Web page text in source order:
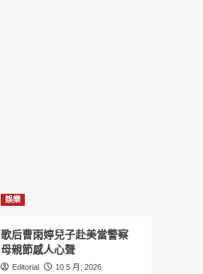
娛樂
歌后曹雨婷兒子赴美當警察
母親節感人心聲
Editorial 10 5 月, 2026